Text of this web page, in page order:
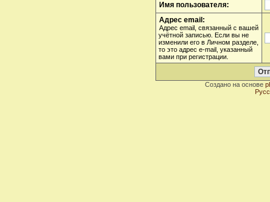
Имя пользователя:
Адрес email:
Адрес email, связанный с вашей
учётной записью. Если вы не
изменили его в Личном разделе,
то это адрес e-mail, указанный
вами при регистрации.
Создано на основе